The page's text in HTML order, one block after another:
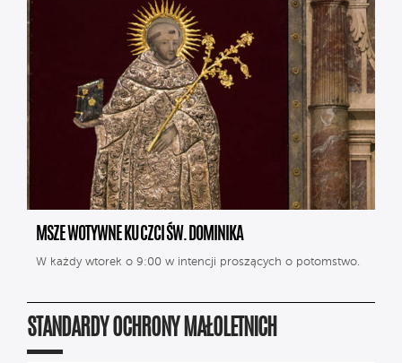
MSZE WOTYWNE KU CZCI ŚW. DOMINIKA
W każdy wtorek o 9:00 w intencji proszących o potomstwo.
STANDARDY OCHRONY MAŁOLETNICH